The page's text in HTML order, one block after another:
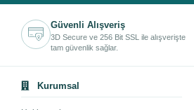
Güvenli Alışveriş
3D Secure ve 256 Bit SSL ile alışverişte
tam güvenlik sağlar.
Kurumsal